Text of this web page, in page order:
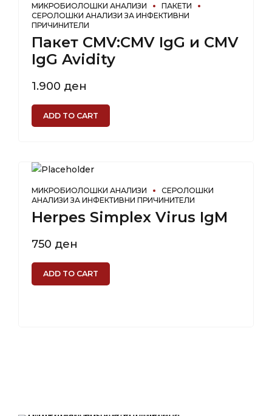
МИКРОБИОЛОШКИ АНАЛИЗИ
ПАКЕТИ
СЕРОЛОШКИ АНАЛИЗИ ЗА ИНФЕКТИВНИ
ПРИЧИНИТЕЛИ
Пакет CMV:CMV IgG и CMV
IgG Avidity
1.900 ден
ADD TO CART
МИКРОБИОЛОШКИ АНАЛИЗИ
СЕРОЛОШКИ
АНАЛИЗИ ЗА ИНФЕКТИВНИ ПРИЧИНИТЕЛИ
Herpes Simplex Virus IgM
750 ден
ADD TO CART